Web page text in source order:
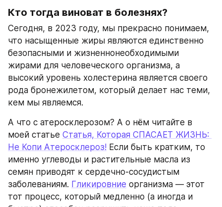
Кто тогда виноват в болезнях?
Сегодня, в 2023 году, мы прекрасно понимаем,
что насыщенные жиры являются единственно
безопасными и жизненнонеобходимыми
жирами для человеческого организма, а
высокий уровень холестерина является своего
рода бронежилетом, который делает нас теми,
кем мы являемся.
А что с атеросклерозом? А о нём читайте в
моей статье Статья, Которая СПАСАЕТ ЖИЗНЬ:
Не Копи Атеросклероз! Если быть кратким, то
именно углеводы и растительные масла из
семян приводят к сердечно-сосудистым
заболеваниям. Гликировние организма — этот
тот процесс, который медленно (а иногда и